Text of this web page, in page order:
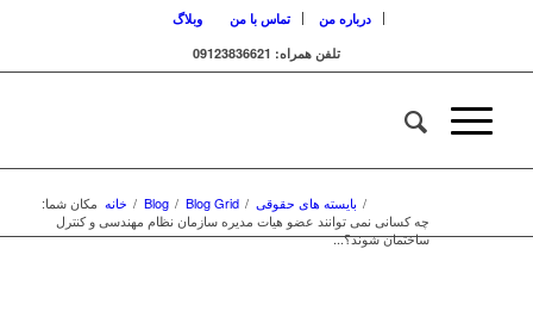
درباره من تماس با من
وبلاگ
تلفن همراه: 09123836621
مکان شما: خانه / Blog / Blog Grid / بایسته های حقوقی /
چه کسانی نمی توانند عضو هیات مدیره سازمان نظام مهندسی و کنترل
ساختمان شوند؟...